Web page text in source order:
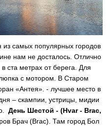
самых популярных городов
нам не досталось. Отлично
ста метрах от берега. Для
с мотором. В Старом
«Антея». - лучшее место в
– скампии, устрицы, мидии
День Шестой - (Hvar - Brac,
Брач (Brac). Там город Бол